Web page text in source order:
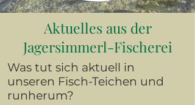
Aktuelles aus der
Jagersimmerl-Fischerei
Was tut sich aktuell in
unseren Fisch-Teichen und
runherum?